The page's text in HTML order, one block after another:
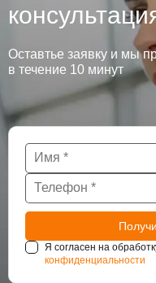
Оставтье заявку и мы
в течение 10 минут
Я согласен на
конфиденциальности